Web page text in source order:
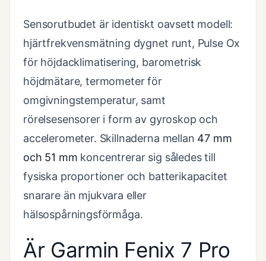
Sensorutbudet är identiskt oavsett modell:
hjärtfrekvensmätning dygnet runt, Pulse Ox
för höjdacklimatisering, barometrisk
höjdmätare, termometer för
omgivningstemperatur, samt
rörelsesensorer i form av gyroskop och
accelerometer. Skillnaderna mellan 47 mm
och 51 mm koncentrerar sig således till
fysiska proportioner och batterikapacitet
snarare än mjukvara eller
hälsospårningsförmåga.
Är Garmin Fenix 7 Pro